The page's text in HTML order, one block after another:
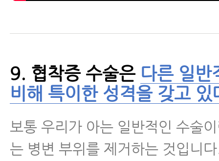
9. 협착증 수술은 다른 일반
비해 특이한 성격을 갖고 있
보통 우리가 아는 일반적인 수술
는 병변 부위를 제거하는 것입니